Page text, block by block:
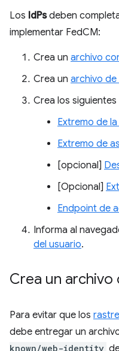
Los IdPsdeben
implementar FedCM:
Crea un archivo
Crea un archivo
Crea los
Extremo de
Extremo de
[opcional]
[Opcional]
Endpoint de
Informa al
del usuario.
Crea un
Para evitar que los
debe entregar un
known/web-identity